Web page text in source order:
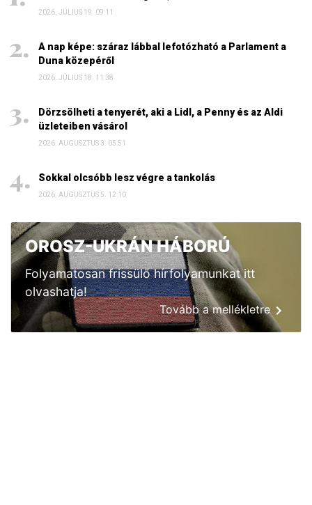
2026. JÚLIUS 19. 09:11
A nap képe: száraz lábbal lefotózható a Parlament a
Duna közepéről
2026. JÚLIUS 18. 11:38
Dörzsölheti a tenyerét, aki a Lidl, a Penny és az Aldi
üzleteiben vásárol
2026. AUGUSZTUS 3. 05:51
Sokkal olcsóbb lesz végre a tankolás
2026. AUGUSZTUS 5. 12:10
OROSZ-UKRÁN HÁBORÚ
Folyamatosan frissülő hírfolyamunkat itt
olvashatja!
Tovább a mellékletre